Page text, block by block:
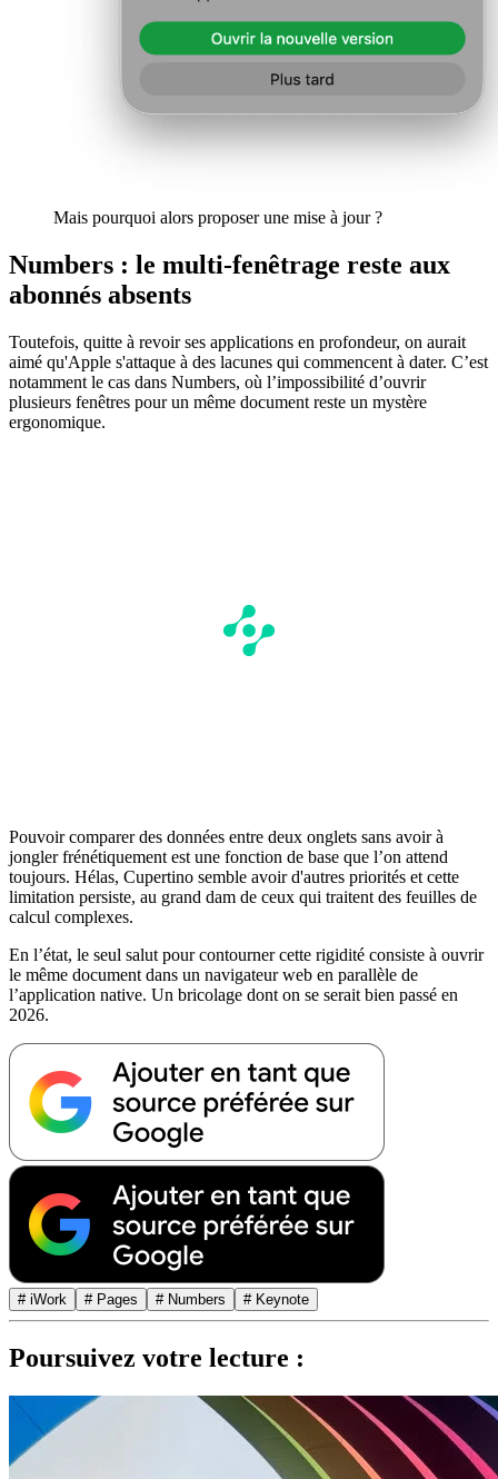
Mais pourquoi alors proposer une mise à jour ?
Numbers : le multi-fenêtrage reste aux
abonnés absents
Toutefois, quitte à revoir ses applications en profondeur, on aurait
aimé qu'Apple s'attaque à des lacunes qui commencent à dater. C’est
notamment le cas dans Numbers, où l’impossibilité d’ouvrir
plusieurs fenêtres pour un même document reste un mystère
ergonomique.
Pouvoir comparer des données entre deux onglets sans avoir à
jongler frénétiquement est une fonction de base que l’on attend
toujours. Hélas, Cupertino semble avoir d'autres priorités et cette
limitation persiste, au grand dam de ceux qui traitent des feuilles de
calcul complexes.
En l’état, le seul salut pour contourner cette rigidité consiste à ouvrir
le même document dans un navigateur web en parallèle de
l’application native. Un bricolage dont on se serait bien passé en
2026.
# iWork # Pages # Numbers # Keynote
Poursuivez votre lecture :